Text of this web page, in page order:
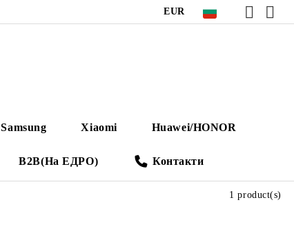
EUR
Samsung Xiaomi Huawei/HONOR
B2B(На ЕДРО) Контакти
1 product(s)